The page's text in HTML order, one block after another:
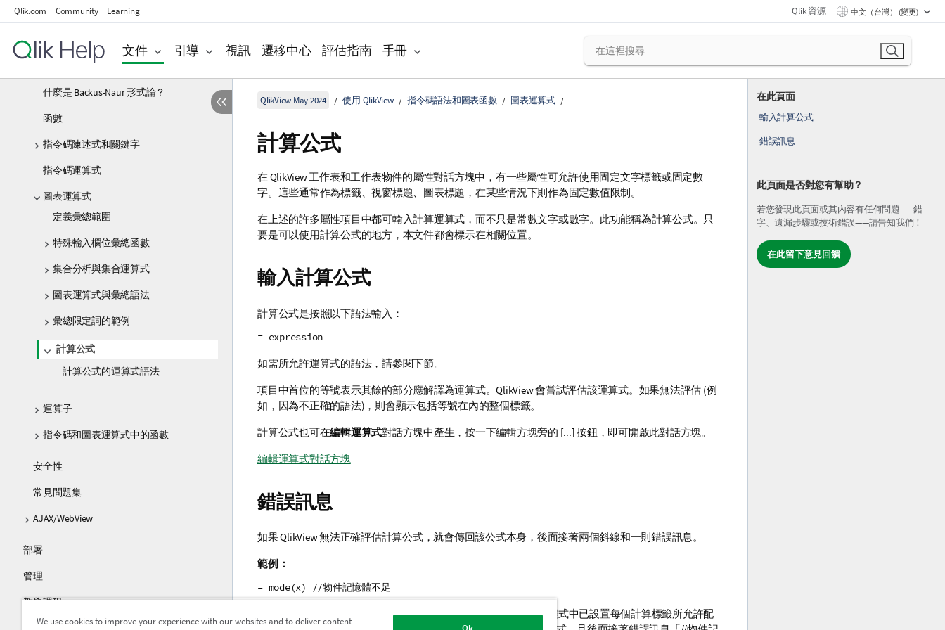
Qlik.com Community Learning Qlik 資源 中文（台灣） (變更)
文件 引導 視訊 遷移中心 評估指南 手冊
建立文件與圖表
探索與分析
什麼是 Backus-Naur 形式論？
函數
指令碼陳述式和關鍵字
指令碼運算式
圖表運算式
定義彙總範圍
特殊輸入欄位彙總函數
集合分析與集合運算式
圖表運算式與彙總語法
彙總限定詞的範例
計算公式
計算公式的運算式語法
運算子
指令碼和圖表運算式中的函數
安全性
常見問題集
AJAX/WebView
部署
管理
教學課程
在此頁面
輸入計算公式
錯誤訊息
此頁面是否對您有幫助？
若您發現此頁面或其內容有任何問題——錯
字、遺漏步驟或技術錯誤——請告知我們！
在此留下意見回饋
QlikView May 2024 使用 QlikView 指令碼語法和圖表函數 圖表運算式
計算公式
在 QlikView 工作表和工作表物件的屬性對話方塊中，有一些屬性可允許使用固定文字標籤或固定數
字。這些通常作為標籤、視窗標題、圖表標題，在某些情況下則作為固定數值限制。
在上述的許多屬性項目中都可輸入計算運算式，而不只是常數文字或數字。此功能稱為計算公式。只
要是可以使用計算公式的地方，本文件都會標示在相關位置。
輸入計算公式
計算公式是按照以下語法輸入：
= expression
如需所允許運算式的語法，請參閱下節。
項目中首位的等號表示其餘的部分應解譯為運算式。QlikView 會嘗試評估該運算式。如果無法評估 (例
如，因為不正確的語法)，則會顯示包括等號在內的整個標籤。
計算公式也可在編輯運算式對話方塊中產生，按一下編輯方塊旁的 [...] 按鈕，即可開啟此對話方塊。
編輯運算式對話方塊
錯誤訊息
如果 QlikView 無法正確評估計算公式，就會傳回該公式本身，後面接著兩個斜線和一則錯誤訊息。
範例：
= mode(x) //物件記憶體不足
每個計算公式都需要特定記憶體容量。為了不過度使用記憶體，程式中已設置每個計算標籤所允許配
We use cookies to improve your experience with our websites and to deliver content